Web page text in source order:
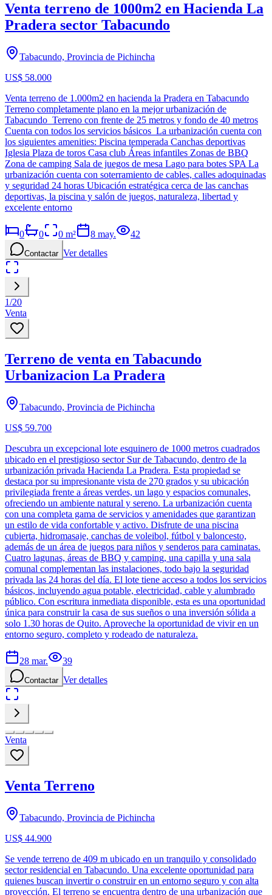
Venta terreno de 1000m2 en Hacienda La
Pradera sector Tabacundo
Tabacundo, Provincia de Pichincha
US$ 58.000
Venta terreno de 1.000m2 en hacienda la Pradera en Tabacundo
Terreno completamente plano en la mejor urbanización de
Tabacundo Terreno con frente de 25 metros y fondo de 40 metros
Cuenta con todos los servicios básicos La urbanización cuenta con
los siguientes amenities: Piscina temperada Canchas deportivas
Iglesia Plaza de toros Casa club Áreas infantiles Zonas de BBQ
Zona de camping Sala de juegos de mesa Lago para botes SPA La
urbanización cuenta con soterramiento de cables, calles adoquinadas
y seguridad 24 horas Ubicación estratégica cerca de las canchas
deportivas, la piscina y salón de juegos, naturaleza, libertad y
excelente entorno
0 0 0 m² 8 may. 42
Contactar Ver detalles
1/20
Venta
Terreno de venta en Tabacundo
Urbanizacion La Pradera
Tabacundo, Provincia de Pichincha
US$ 59.700
Descubra un excepcional lote esquinero de 1000 metros cuadrados
ubicado en el prestigioso sector Sur de Tabacundo, dentro de la
urbanización privada Hacienda La Pradera. Esta propiedad se
destaca por su impresionante vista de 270 grados y su ubicación
privilegiada frente a áreas verdes, un lago y espacios comunales,
ofreciendo un ambiente natural y sereno. La urbanización cuenta
con una completa gama de servicios y amenidades que garantizan
un estilo de vida confortable y activo. Disfrute de una piscina
cubierta, hidromasaje, canchas de voleibol, fútbol y baloncesto,
además de un área de juegos para niños y senderos para caminatas.
Cuatro lagunas, áreas de BBQ y camping, una capilla y una sala
comunal complementan las instalaciones, todo bajo la seguridad
privada las 24 horas del día. El lote tiene acceso a todos los servicios
básicos, incluyendo agua potable, electricidad, cable y alumbrado
público. Con escritura inmediata disponible, esta es una oportunidad
única para construir la casa de sus sueños o una inversión sólida a
solo 1.30 horas de Quito. Aproveche la oportunidad de vivir en un
entorno seguro, completo y rodeado de naturaleza.
28 mar. 39
Contactar Ver detalles
Venta
Venta Terreno
Tabacundo, Provincia de Pichincha
US$ 44.900
Se vende terreno de 409 m ubicado en un tranquilo y consolidado
sector residencial en Tabacundo. Una excelente oportunidad para
quienes buscan invertir o construir en un entorno seguro y con alta
proyección. El terreno se encuentra dentro de una urbanización que